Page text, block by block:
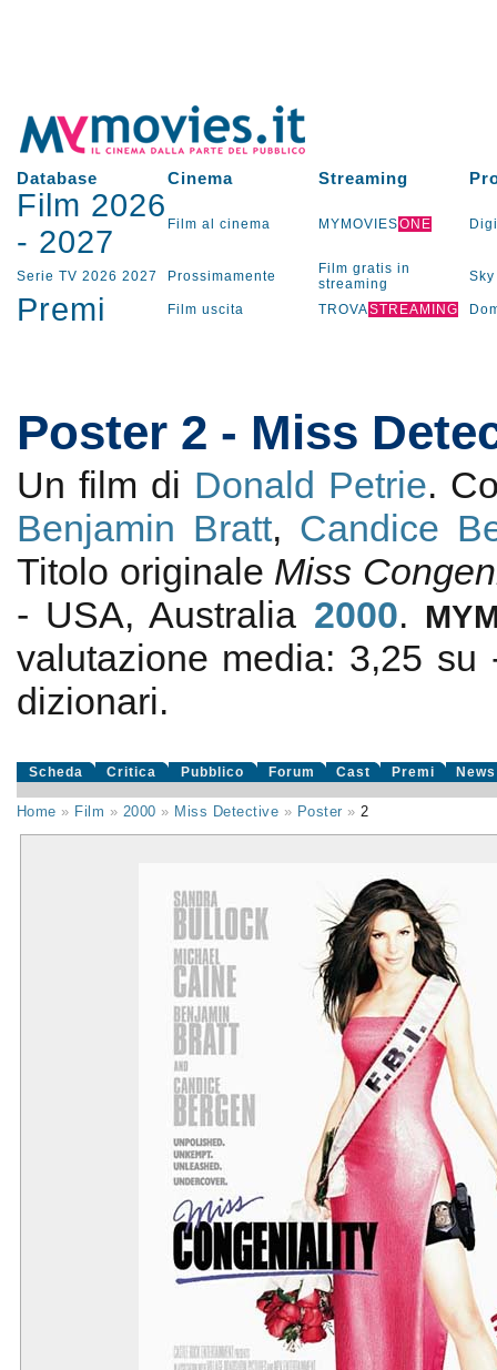
Database Cinema Streaming
Film 2026
- 2027 Film al cinema MYMOVIESONE
Serie TV 2026 2027 Prossimamente
Film gratis in
streaming
Sky
Premi Film uscita TROVASTREAMING
Poster 2 - Miss
Un film di Donald Petrie.
Benjamin Bratt, Candice
Titolo originale Miss
- USA, Australia 2000.
valutazione media: 3,25 su
dizionari.
Scheda Critica Pubblico Forum Cast Premi News
Home » Film » 2000 » Miss Detective » Poster »2